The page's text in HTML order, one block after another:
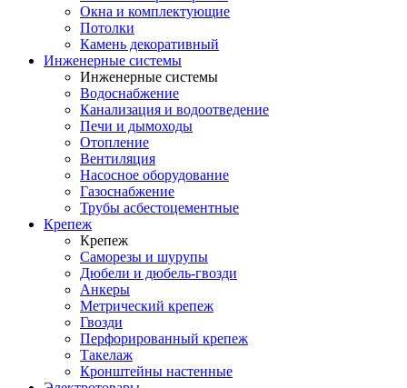
Окна и комплектующие
Потолки
Камень декоративный
Инженерные системы
Инженерные системы
Водоснабжение
Канализация и водоотведение
Печи и дымоходы
Отопление
Вентиляция
Насосное оборудование
Газоснабжение
Трубы асбестоцементные
Крепеж
Крепеж
Саморезы и шурупы
Дюбели и дюбель-гвозди
Анкеры
Метрический крепеж
Гвозди
Перфорированный крепеж
Такелаж
Кронштейны настенные